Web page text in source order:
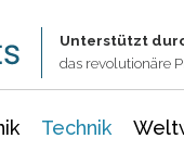
Unterstützt
das revolutionäre
Technik